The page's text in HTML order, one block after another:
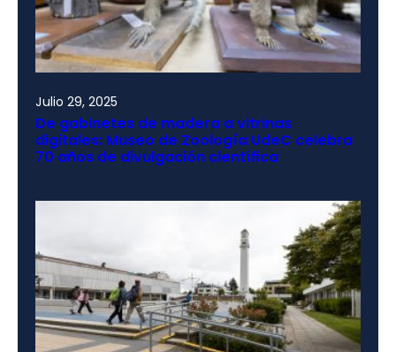
Julio 29, 2025
De gabinetes de madera a vitrinas
digitales: Museo de Zoología UdeC celebra
70 años de divulgación científica